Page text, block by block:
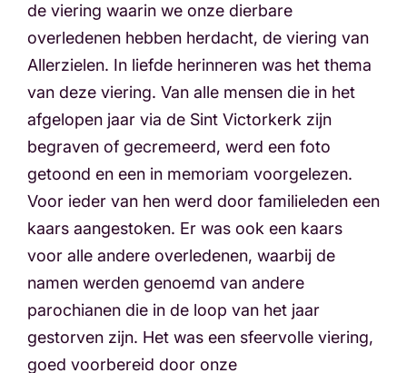
de viering waarin we onze dierbare
overledenen hebben herdacht, de viering van
Allerzielen. In liefde herinneren was het thema
van deze viering. Van alle mensen die in het
afgelopen jaar via de Sint Victorkerk zijn
begraven of gecremeerd, werd een foto
getoond en een in memoriam voorgelezen.
Voor ieder van hen werd door familieleden een
kaars aangestoken. Er was ook een kaars
voor alle andere overledenen, waarbij de
namen werden genoemd van andere
parochianen die in de loop van het jaar
gestorven zijn. Het was een sfeervolle viering,
goed voorbereid door onze